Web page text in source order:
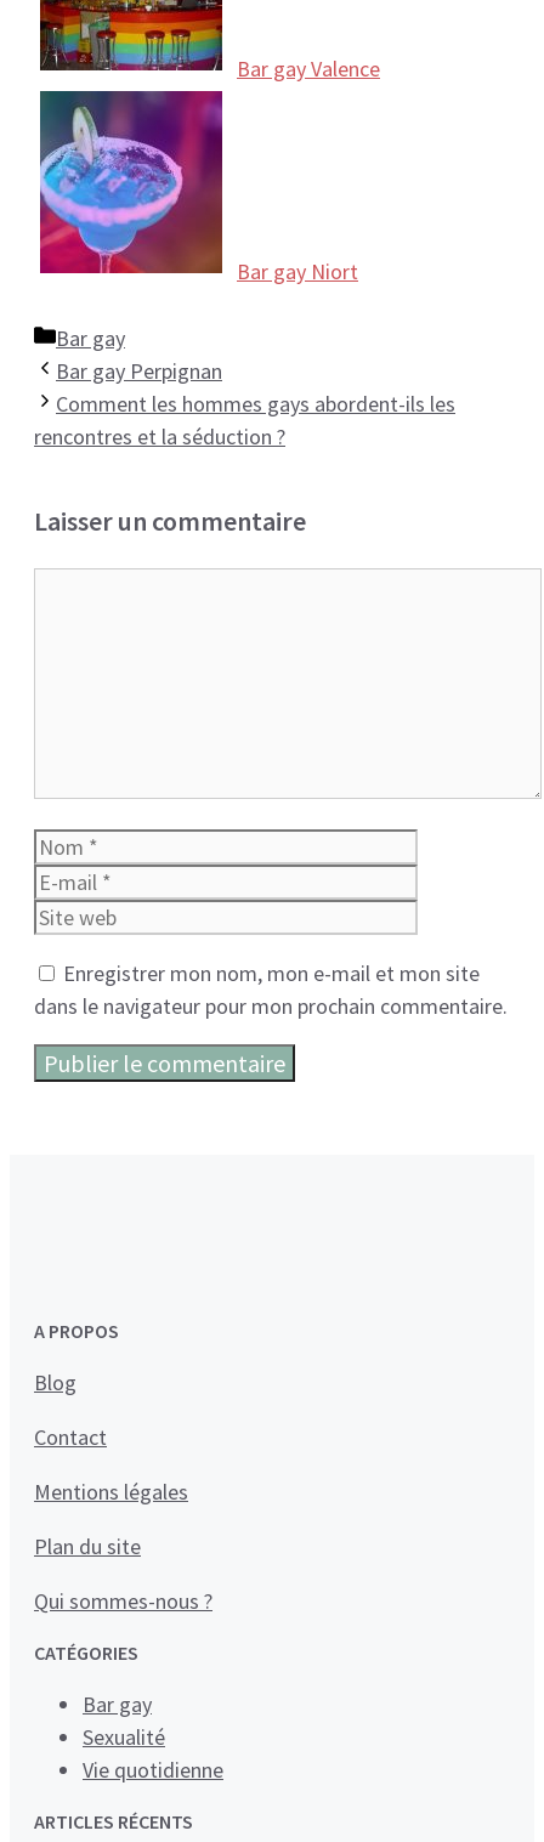
Bar gay Valence
Bar gay Niort
Catégories
Bar gay
Bar gay Perpignan
Comment les hommes gays abordent-ils les
rencontres et la séduction ?
Laisser un commentaire
Nom
Enregistrer mon nom, mon e-mail et mon site
dans le navigateur pour mon prochain commentaire.
A PROPOS
Blog
Contact
Mentions légales
Plan du site
Qui sommes-nous ?
CATÉGORIES
Bar gay
Sexualité
Vie quotidienne
ARTICLES RÉCENTS